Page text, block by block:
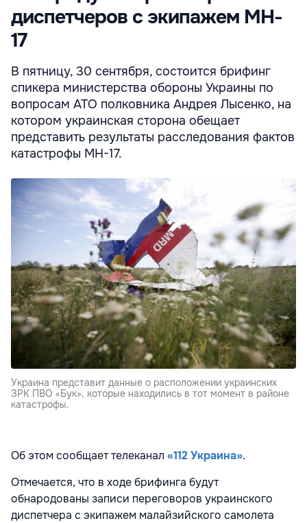
диспетчеров с экипажем MH-
17
В пятницу, 30 сентября, состоится брифинг
спикера министерства обороны Украины по
вопросам АТО полковника Андрея Лысенко, на
котором украинская сторона обещает
представить результаты расследования фактов
катастрофы МН-17.
Украина представит данные о расположении украинских
ЗРК ПВО «Бук», которые находились в тот момент в районе
катастрофы.
Об этом сообщает телеканал «112 Украина».
Отмечается, что в ходе брифинга будут
обнародованы записи переговоров украинского
диспетчера с экипажем малайзийского самолета